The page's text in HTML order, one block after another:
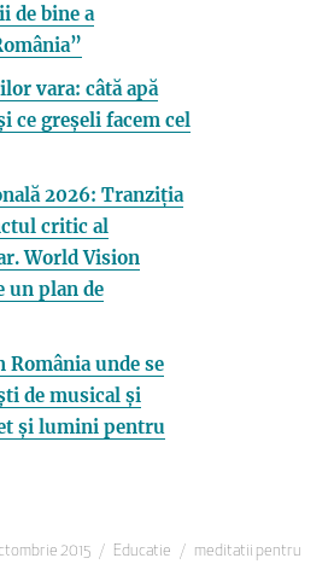
de bine a
vara: câtă apă
ce greșeli facem cel
2026: Tranziția
critic al
World Vision
un plan de
unde se
de musical și
și lumini pentru
2015 Categorii
Educatie Etichete
meditatii pentru